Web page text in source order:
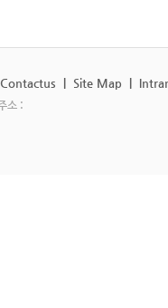
Contactus Site Map
소 :